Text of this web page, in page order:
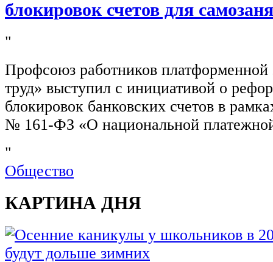
блокировок счетов для
"
Профсоюз работников
труд» выступил с инициативой о
блокировок банковских счетов в
№ 161-ФЗ «О национальной
"
Общество
КАРТИНА ДНЯ